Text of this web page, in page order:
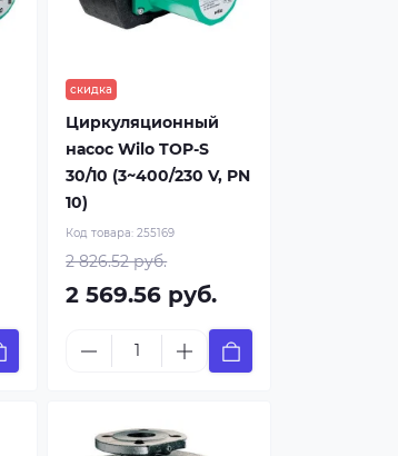
скидка
Циркуляционный
насос Wilo TOP-S
30/10 (3~400/230 V, PN
10)
Код товара:255169
2 826.52 руб.
2 569.56 руб.